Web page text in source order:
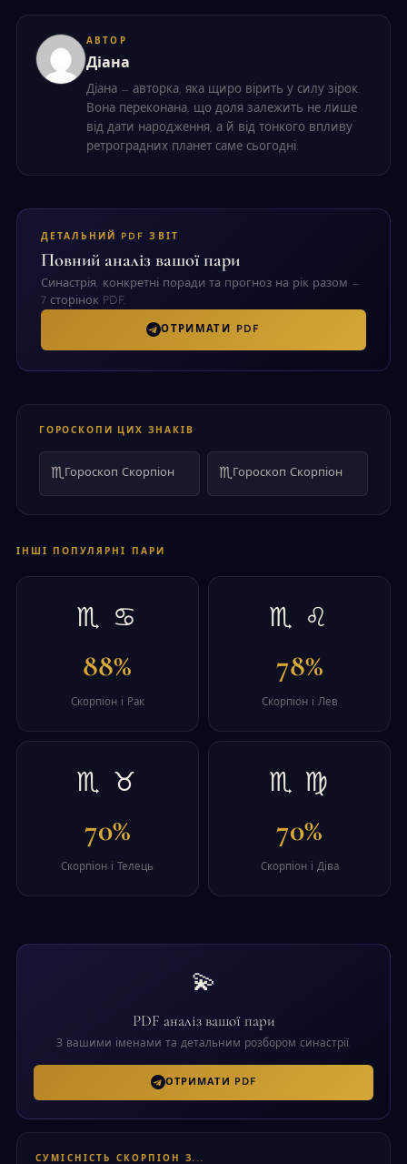
АВТОР
Діана
Діана — авторка, яка щиро вірить у силу зірок.
Вона переконана, що доля залежить не лише
від дати народження, а й від тонкого впливу
ретроградних планет саме сьогодні.
ДЕТАЛЬНИЙ PDF ЗВІТ
Повний аналіз вашої пари
Синастрія, конкретні поради та прогноз на рік разом —
7 сторінок PDF.
ОТРИМАТИ PDF
ГОРОСКОПИ ЦИХ ЗНАКІВ
♏ Гороскоп Скорпіон ♏ Гороскоп Скорпіон
ІНШІ ПОПУЛЯРНІ ПАРИ
♏ ♋
88%
Скорпіон і Рак
♏ ♌
78%
Скорпіон і Лев
♏ ♉
70%
Скорпіон і Телець
♏ ♍
70%
Скорпіон і Діва
💫
PDF аналіз вашої пари
З вашими іменами та детальним розбором синастрії.
ОТРИМАТИ PDF
СУМІСНІСТЬ СКОРПІОН З...